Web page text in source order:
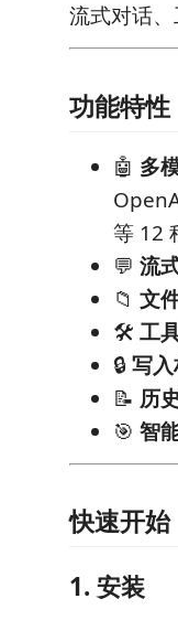
流式对话、
功能特性
🤖 多
等 12
💬 流
📁 文
🛠️ 工
🔒写
📝 历
🎯 智
快速开始
1. 安装